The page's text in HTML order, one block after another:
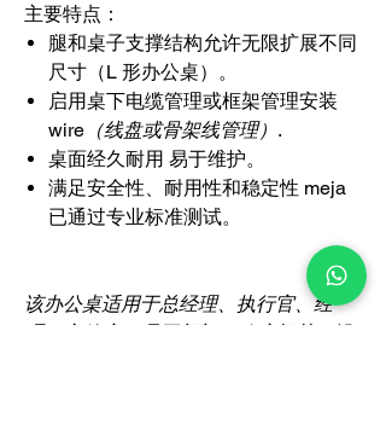
主要特点：
腿和桌子支撑结构允许无限扩展不同
尺寸（L 形办公桌）。
启用桌下电缆管理或框架管理安装
wire （线盘或骨架线管理） .
桌面经久耐用 易于维护。
满足安全性、耐用性和稳定性 meja
已通过专业标准测试。
该办公桌适用于总经理、执行官、经
理、主管室、员工部门、政府机关、设